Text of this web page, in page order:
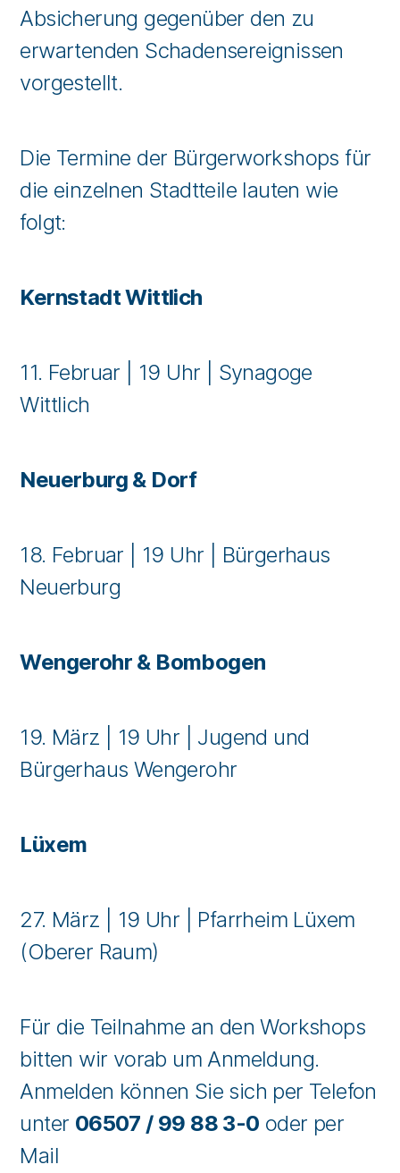
Absicherung gegenüber den zu
erwartenden Schadensereignissen
vorgestellt.
Die Termine der Bürgerworkshops für
die einzelnen Stadtteile lauten wie
folgt:
Kernstadt Wittlich
11. Februar | 19 Uhr | Synagoge
Wittlich
Neuerburg & Dorf
18. Februar | 19 Uhr | Bürgerhaus
Neuerburg
Wengerohr & Bombogen
19. März | 19 Uhr | Jugend und
Bürgerhaus Wengerohr
Lüxem
27. März | 19 Uhr | Pfarrheim Lüxem
(Oberer Raum)
Für die Teilnahme an den Workshops
bitten wir vorab um Anmeldung.
Anmelden können Sie sich per Telefon
unter 06507 / 99 88 3-0 oder per
Mail